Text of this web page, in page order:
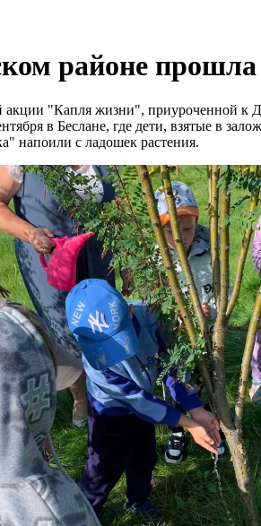
районе
акции "Капля жизни", приуроченной к
в Беслане, где дети, взятые в
напоили с ладошек растения.